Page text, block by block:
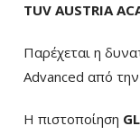
TUV AUSTRIA
Παρέχεται η
Advanced από την
Η πιστοποίηση